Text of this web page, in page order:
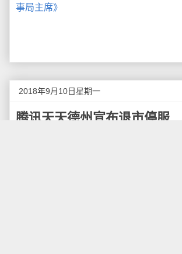
事局主席》
2018年9月10日星期一
腾讯天天德州宣布退市停服